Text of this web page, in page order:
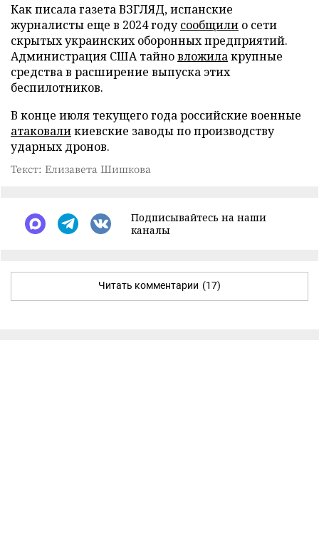
Как писала газета ВЗГЛЯД, испанские
журналисты еще в 2024 годусообщили о сети
скрытых украинских оборонных предприятий.
Администрация США тайновложилакрупные
средства в расширение выпуска этих
беспилотников.
В конце июля текущего года российские военные
атаковаликиевские заводы по производству
ударных дронов.
Текст: Елизавета Шишкова
Подписывайтесь на наши
каналы
Читать комментарии (17)